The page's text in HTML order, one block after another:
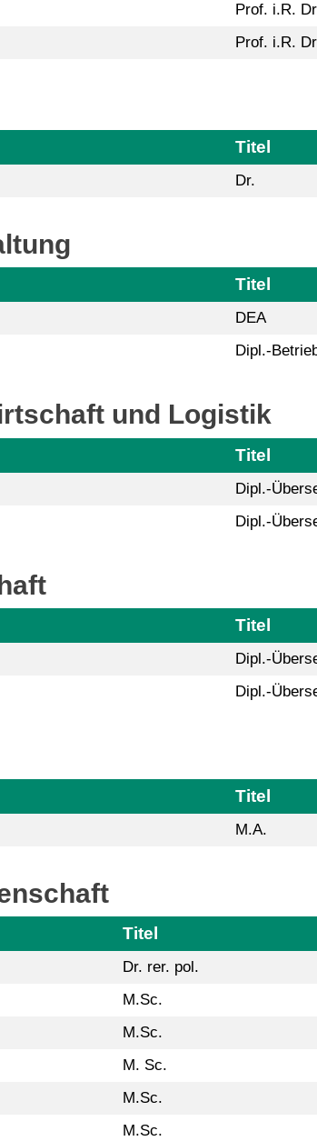
Prof. i.R.
Prof. i.R.
Titel
Dr.
Titel
DEA
Dipl.-
und Logistik
Titel
Dipl.-
Dipl.-
Titel
Dipl.-
Dipl.-
Titel
M.A.
Titel
Dr. rer. pol.
M.Sc.
M.Sc.
M. Sc.
M.Sc.
M.Sc.